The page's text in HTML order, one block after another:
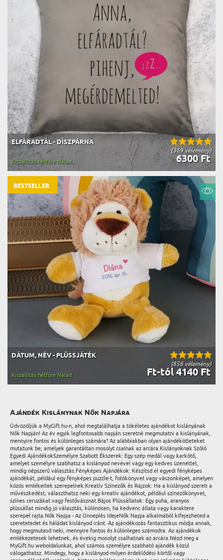
(369 vélemény)
ELFÁRADTÁL - DÍSZPÁRNA
6300 Ft
Kiszállítás hétfőre Nálad
(856 vélemény)
DÁTUM, NÉV - PLÜSSJÁTÉK
Ft-tól 4140 Ft
Kiszállítás hétfőre Nálad
BESTSELLER
Ajándék Kislánynak Nők Napjára
Üdvözöljük a MyGift.hu-n, ahol megtalálhatja a tökéletes ajándékot kislányának
Nők Napján! Az év egyik legfontosabb napján szeretné megmutatni a kislányának,
mennyire fontos és különleges számára? Az alábbiakban olyan ajándékötleteket
mutatunk be, amelyek garantáltan mosolyt csalnak az arcára.Kislányoknak Szóló
Egyedi AjándékokSzemélyre Szabott Ékszerek: Egy szép medál vagy karkötő,
amelyet személyre szabhatsz a kislányod nevével vagy egy kedves üzenettel,
mindig népszerű választás.Fényképes Ajándékok: Készítsd el egyedi fényképes
ajándékát, például egy fényképes puzzle-t, fotókönyvet vagy vászonképet, amelyen
közös emlékeitek szerepelnek.Kreatív Színezők és Rajzok: Ha a kislányod szereti a
művészkedést, választhatsz neki egy kreatív ajándékot, például színezőkönyvet,
színes ceruzákat vagy festővásznat.Bájos Plüssállatok: Egy puha, aranyos
plüssállat mindig jó választás, különösen, ha kedvenc állata vagy karaktere
szerepel rajta.Nők Napja - Az Ünneplés IdejeNők Napja alkalmából kifejezheted a
szeretetedet és háládat kislányod iránt. Az ajándékozás fantasztikus módja annak,
hogy megmutasd neki, mennyire fontos és különleges számodra. Az ajándékok
emlékezetesek lehetnek, és évekig mosolyt csalhatnak az arcára.Nézd meg a
MyGift.hu weboldalunkat, ahol számos személyre szabható ajándék közül
válogathatsz. Mindegy, hogy a kislányod milyen érdeklődési körtől vagy